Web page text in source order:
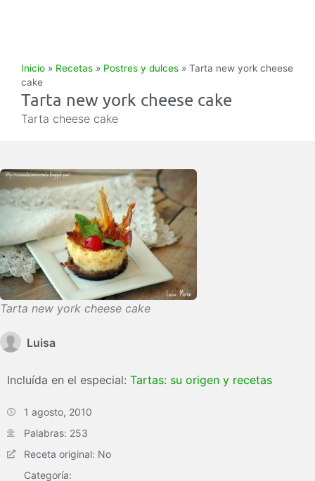
Inicio » Recetas » Postres y dulces » Tarta new york cheese
cake
Tarta new york cheese cake
Tarta cheese cake
Tarta new york cheese cake
Luisa
Incluída en el especial: Tartas: su origen y recetas
1 agosto, 2010
Palabras: 253
Receta original: No
Categoría: